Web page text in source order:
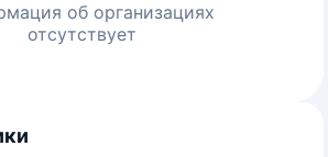
об организациях
отсутствует